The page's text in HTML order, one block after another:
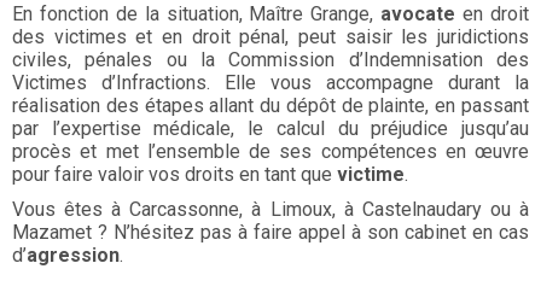
En fonction de la situation, Maître Grange, avocate en droit
des victimes et en droit pénal, peut saisir les juridictions
civiles, pénales ou la Commission d’Indemnisation des
Victimes d’Infractions. Elle vous accompagne durant la
réalisation des étapes allant du dépôt de plainte, en passant
par l’expertise médicale, le calcul du préjudice jusqu’au
procès et met l’ensemble de ses compétences en œuvre
pour faire valoir vos droits en tant que victime.
Vous êtes à Carcassonne, à Limoux, à Castelnaudary ou à
Mazamet ? N’hésitez pas à faire appel à son cabinet en cas
d’agression.